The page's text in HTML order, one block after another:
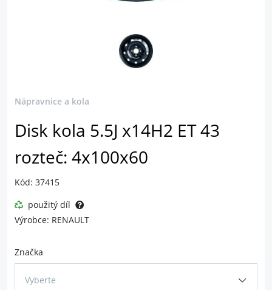
Nápravnice a kola
Disk kola 5.5J x14H2 ET 43
rozteč: 4x100x60
Kód: 37415
použitý díl
Výrobce: RENAULT
Značka
Vyberte